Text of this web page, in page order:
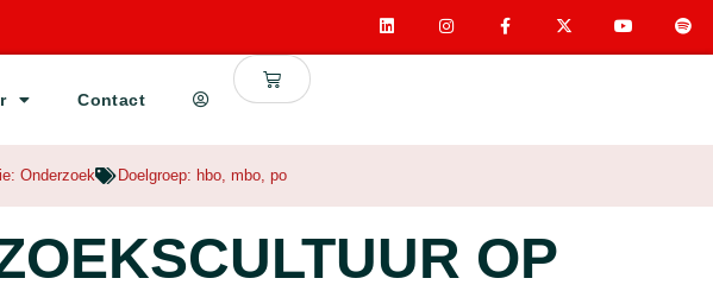
Contact
Onderzoek Doelgroep: hbo, mbo, po
OP